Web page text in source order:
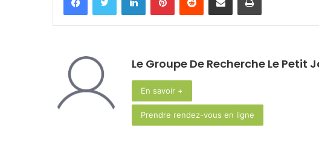
Le Groupe De Recherche Le Petit
En savoir +
Prendre rendez-vous en ligne